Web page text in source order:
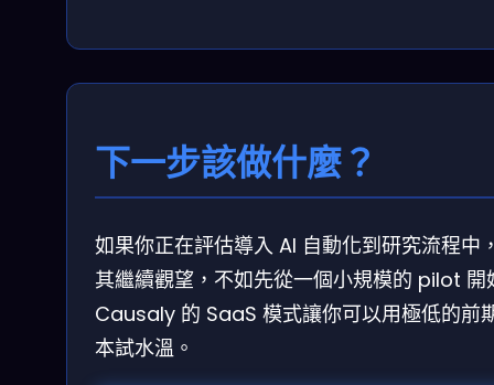
下一步該做什麼？
如果你正在評估導入 AI 自動化到研究流程中
其繼續觀望，不如先從一個小規模的 pilot 開
Causaly 的 SaaS 模式讓你可以用極低的前
本試水溫。